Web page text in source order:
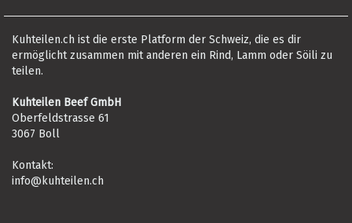
Kuhteilen.ch ist die erste Platform der Schweiz, die es dir
ermöglicht zusammen mit anderen ein Rind, Lamm oder Söili zu
teilen.
Kuhteilen Beef GmbH
Oberfeldstrasse 61
3067 Boll
Kontakt:
info@kuhteilen.ch